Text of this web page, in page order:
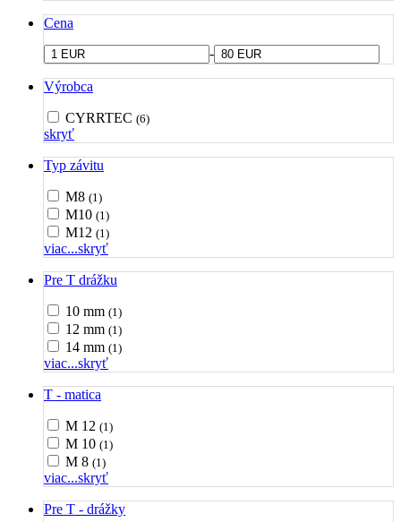
Cena
-
Výrobca
CYRRTEC (6)
skryť
Typ závitu
M8 (1)
M10 (1)
M12 (1)
viac...skryť
Pre T drážku
10 mm (1)
12 mm (1)
14 mm (1)
viac...skryť
T - matica
M 12 (1)
M 10 (1)
M 8 (1)
viac...skryť
Pre T - drážky